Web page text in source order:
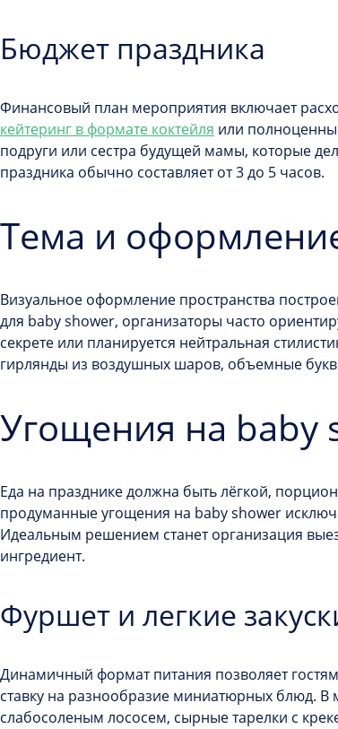
Бюджет праздника
Финансовый план мероприятия включает
кейтеринг в формате коктейля или
подруги или сестра будущей мамы, которые
праздника обычно составляет от 3 до 5 часов.
Тема и
Визуальное оформление пространства
для baby shower, организаторы часто
секрете или планируется нейтральная
гирлянды из воздушных шаров, объемные
Угощения на baby
Еда на празднике должна быть лёгкой,
продуманные угощения на baby shower
Идеальным решением станет организация
ингредиент.
Фуршет и легкие
Динамичный формат питания позволяет
ставку на разнообразие миниатюрных блюд.
слабосоленым лососем, сырные тарелки с